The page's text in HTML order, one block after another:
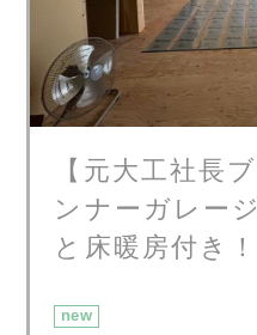
【元大工社長
ンナーガレー
と床暖房付き！
new